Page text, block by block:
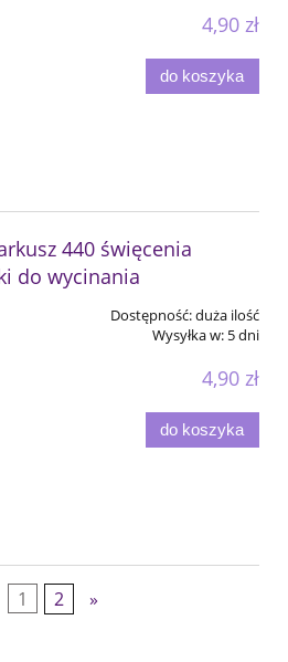
4,90 zł
do koszyka
440 święcenia
do wycinania
Dostępność:duża ilość
Wysyłka w: 5 dni
4,90 zł
do koszyka
1 2 »